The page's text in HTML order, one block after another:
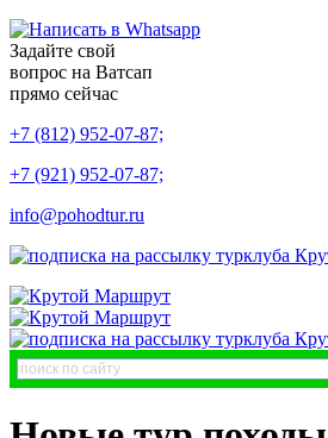
Задайте свой
вопрос на Ватсап
прямо сейчас
+7 (812) 952-07-87;
+7 (921) 952-07-87;
info@pohodtur.ru